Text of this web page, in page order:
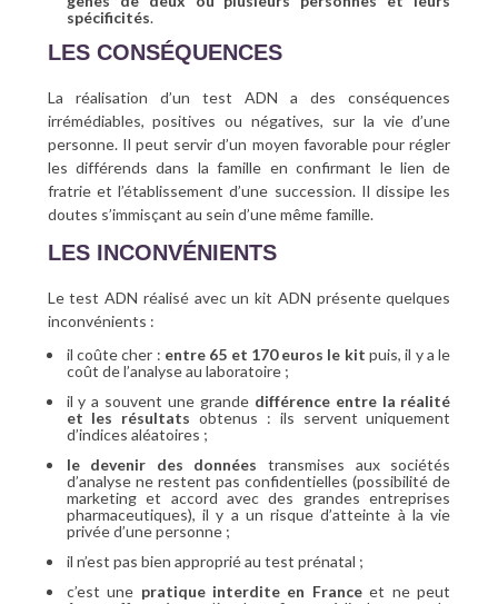
spécificités.
LES CONSÉQUENCES
La réalisation d’un test ADN a des conséquences
irrémédiables, positives ou négatives, sur la vie d’une
personne. Il peut servir d’un moyen favorable pour régler
les différends dans la famille en confirmant le lien de
fratrie et l’établissement d’une succession. Il dissipe les
doutes s’immisçant au sein d’une même famille.
LES INCONVÉNIENTS
Le test ADN réalisé avec un kit ADN présente quelques
inconvénients :
il coûte cher : entre 65 et 170 euros le kit puis, il y a le
coût de l’analyse au laboratoire ;
il y a souvent une grande différence entre la réalité
et les résultats obtenus : ils servent uniquement
d’indices aléatoires ;
le devenir des données transmises aux sociétés
d’analyse ne restent pas confidentielles (possibilité de
marketing et accord avec des grandes entreprises
pharmaceutiques), il y a un risque d’atteinte à la vie
privée d’une personne ;
il n’est pas bien approprié au test prénatal ;
c’est une pratique interdite en Franceet ne peut